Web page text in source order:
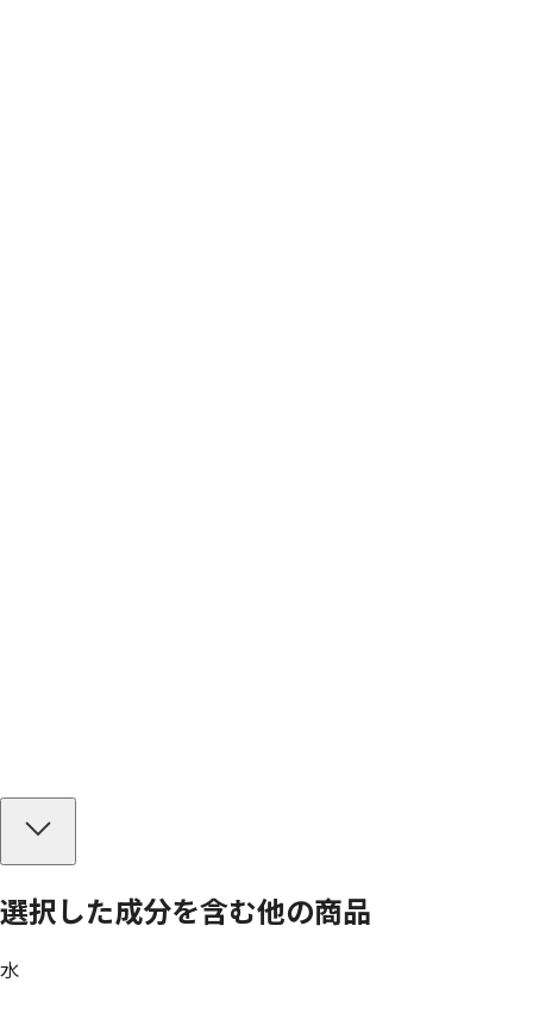
選択した成分を含む他の商品
水